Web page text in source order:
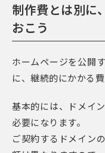
制作費とは別に
おこう
ホームページを公開
に、継続的にかかる
基本的には、ドメイ
必要になります。
ご契約するドメイン